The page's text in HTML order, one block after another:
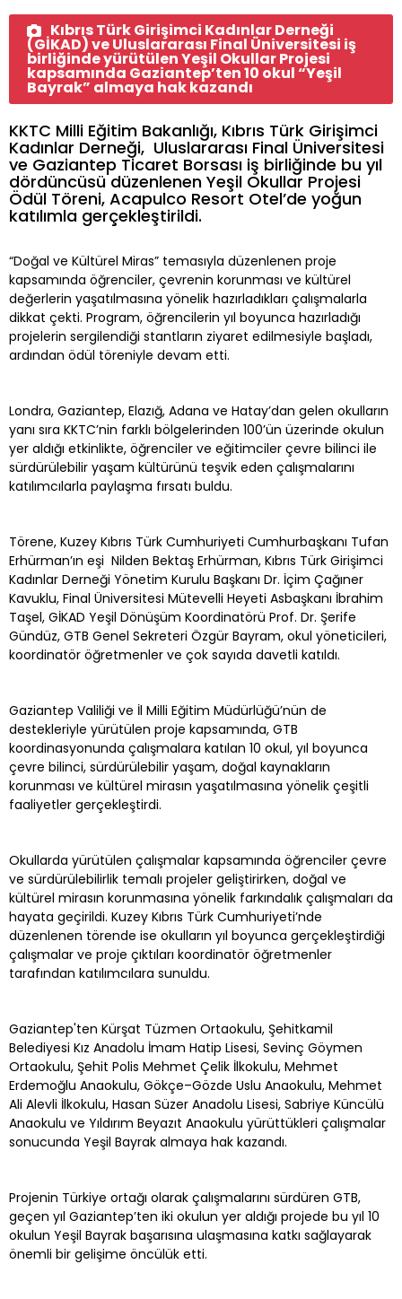
Kıbrıs Türk Girişimci Kadınlar Derneği
(GİKAD) ve Uluslararası Final Üniversitesi iş
birliğinde yürütülen Yeşil Okullar Projesi
kapsamında Gaziantep’ten 10 okul “Yeşil
Bayrak” almaya hak kazandı
KKTC Milli Eğitim Bakanlığı, Kıbrıs Türk Girişimci
Kadınlar Derneği, Uluslararası Final Üniversitesi
ve Gaziantep Ticaret Borsası iş birliğinde bu yıl
dördüncüsü düzenlenen Yeşil Okullar Projesi
Ödül Töreni, Acapulco Resort Otel’de yoğun
katılımla gerçekleştirildi.
“Doğal ve Kültürel Miras” temasıyla düzenlenen proje
kapsamında öğrenciler, çevrenin korunması ve kültürel
değerlerin yaşatılmasına yönelik hazırladıkları çalışmalarla
dikkat çekti. Program, öğrencilerin yıl boyunca hazırladığı
projelerin sergilendiği stantların ziyaret edilmesiyle başladı,
ardından ödül töreniyle devam etti.
Londra, Gaziantep, Elazığ, Adana ve Hatay’dan gelen okulların
yanı sıra KKTC’nin farklı bölgelerinden 100’ün üzerinde okulun
yer aldığı etkinlikte, öğrenciler ve eğitimciler çevre bilinci ile
sürdürülebilir yaşam kültürünü teşvik eden çalışmalarını
katılımcılarla paylaşma fırsatı buldu.
Törene, Kuzey Kıbrıs Türk Cumhuriyeti Cumhurbaşkanı Tufan
Erhürman’ın eşi Nilden Bektaş Erhürman, Kıbrıs Türk Girişimci
Kadınlar Derneği Yönetim Kurulu Başkanı Dr. İçim Çağıner
Kavuklu, Final Üniversitesi Mütevelli Heyeti Asbaşkanı İbrahim
Taşel, GİKAD Yeşil Dönüşüm Koordinatörü Prof. Dr. Şerife
Gündüz, GTB Genel Sekreteri Özgür Bayram, okul yöneticileri,
koordinatör öğretmenler ve çok sayıda davetli katıldı.
Gaziantep Valiliği ve İl Milli Eğitim Müdürlüğü’nün de
destekleriyle yürütülen proje kapsamında, GTB
koordinasyonunda çalışmalara katılan 10 okul, yıl boyunca
çevre bilinci, sürdürülebilir yaşam, doğal kaynakların
korunması ve kültürel mirasın yaşatılmasına yönelik çeşitli
faaliyetler gerçekleştirdi.
Okullarda yürütülen çalışmalar kapsamında öğrenciler çevre
ve sürdürülebilirlik temalı projeler geliştirirken, doğal ve
kültürel mirasın korunmasına yönelik farkındalık çalışmaları da
hayata geçirildi. Kuzey Kıbrıs Türk Cumhuriyeti’nde
düzenlenen törende ise okulların yıl boyunca gerçekleştirdiği
çalışmalar ve proje çıktıları koordinatör öğretmenler
tarafından katılımcılara sunuldu.
Gaziantep'ten Kürşat Tüzmen Ortaokulu, Şehitkamil
Belediyesi Kız Anadolu İmam Hatip Lisesi, Sevinç Göymen
Ortaokulu, Şehit Polis Mehmet Çelik İlkokulu, Mehmet
Erdemoğlu Anaokulu, Gökçe–Gözde Uslu Anaokulu, Mehmet
Ali Alevli İlkokulu, Hasan Süzer Anadolu Lisesi, Sabriye Küncülü
Anaokulu ve Yıldırım Beyazıt Anaokulu yürüttükleri çalışmalar
sonucunda Yeşil Bayrak almaya hak kazandı.
Projenin Türkiye ortağı olarak çalışmalarını sürdüren GTB,
geçen yıl Gaziantep’ten iki okulun yer aldığı projede bu yıl 10
okulun Yeşil Bayrak başarısına ulaşmasına katkı sağlayarak
önemli bir gelişime öncülük etti.